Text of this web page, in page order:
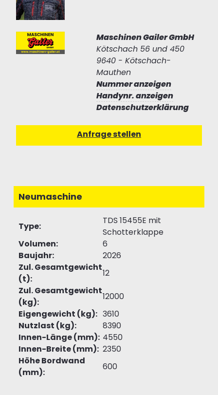
Maschinen Gailer GmbH
Kötschach 56 und 450
9640 - Kötschach-
Mauthen
Nummer anzeigen
Handynr. anzeigen
Datenschutzerklärung
Neumaschine
Type:
TDS 15455E mit
Schotterklappe
Volumen:
6
Baujahr:
2026
Zul. Gesamtgewicht
(t):
12
Zul. Gesamtgewicht
(kg):
12000
Eigengewicht (kg): 3610
Nutzlast (kg):
8390
Innen-Länge (mm): 4550
Innen-Breite (mm): 2350
Höhe Bordwand
(mm):
600